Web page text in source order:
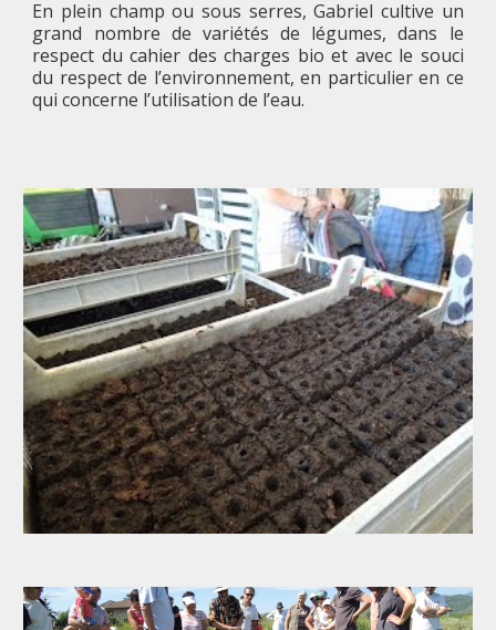
En plein champ ou sous serres, Gabriel cultive un
grand nombre de variétés de légumes, dans le
respect du cahier des charges bio et avec le souci
du respect de l’environnement, en particulier en ce
qui concerne l’utilisation de l’eau.